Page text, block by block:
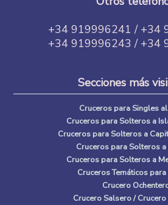
+34 919996241 / +34
+34 919996243 / +34
Secciones más
Cruceros para Singles
Cruceros para Solteros a
Cruceros para Solteros a
Cruceros para Solteros
Cruceros para Solteros a
Cruceros Temáticos
Crucero
Crucero Salsero /